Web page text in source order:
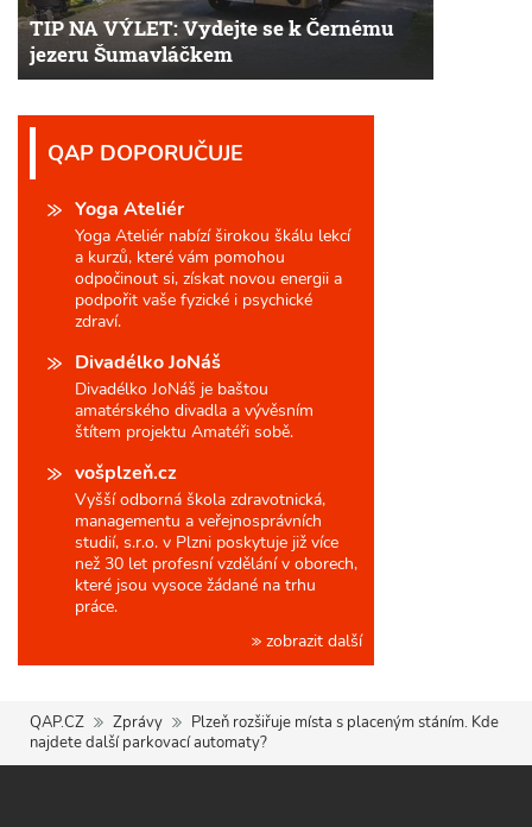
TIP NA VÝLET: Vydejte se k Černému
jezeru Šumavláčkem
QAP DOPORUČUJE
Yoga Ateliér
Yoga Ateliér nabízí širokou škálu lekcí
a kurzů, které vám pomohou
odpočinout si, získat novou energii a
podpořit vaše fyzické i psychické
zdraví.
Divadélko JoNáš
Divadélko JoNáš je baštou
amatérského divadla a vývěsním
štítem projektu Amatéři sobě.
vošplzeň.cz
Vyšší odborná škola zdravotnická,
managementu a veřejnosprávních
studií, s.r.o. v Plzni poskytuje již více
než 30 let profesní vzdělání v oborech,
které jsou vysoce žádané na trhu
práce.
zobrazit další
QAP.CZ Zprávy
Plzeň rozšiřuje místa s placeným stáním. Kde
najdete další parkovací automaty?